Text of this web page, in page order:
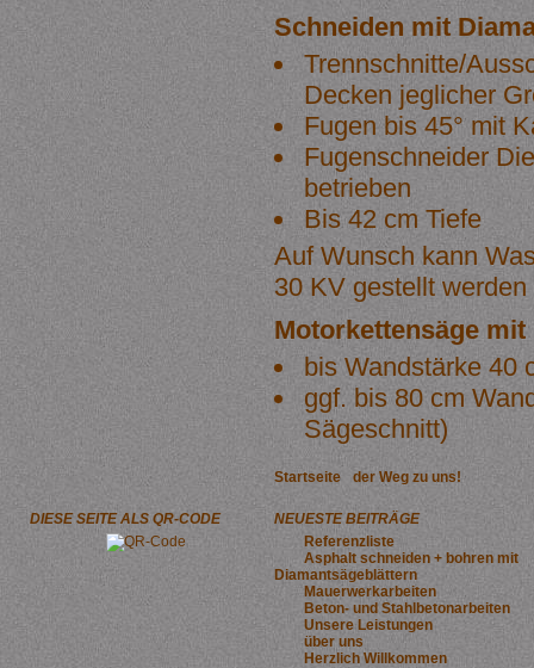
Schneiden mit
Trennschnitte/
Decken jeglicher
Fugen bis 45° mit
Fugenschneider
betrieben
Bis 42 cm Tiefe
Auf Wunsch kann
30 KV gestellt werden
Motorkettensäge
bis Wandstärke 40
ggf. bis 80 cm
Sägeschnitt)
Startseite der Weg zu uns!
DIESE SEITE ALS QR-CODE
NEUESTE BEITRÄGE
Referenzliste
Asphalt schneiden + bohren mit
Diamantsägeblättern
Mauerwerkarbeiten
Beton- und Stahlbetonarbeiten
Unsere Leistungen
über uns
Herzlich Willkommen